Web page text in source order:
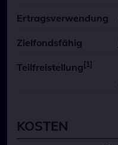
Ertragsverwendung
Zielfondsfähig
Teilfreistellung [1]
KOSTEN